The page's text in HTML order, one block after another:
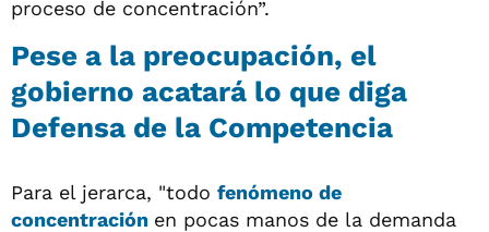
proceso de concentración”.
Pese a la preocupación, el
gobierno acatará lo que diga
Defensa de la Competencia
Para el jerarca, "todo fenómeno de
concentración en pocas manos de la demanda